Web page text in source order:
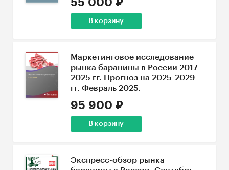
55 000 ₽
В корзину
Маркетинговое исследование
рынка баранины в России 2017-
2025 гг. Прогноз на 2025-2029
гг. Февраль 2025.
95 900 ₽
В корзину
Экспресс-обзор рынка